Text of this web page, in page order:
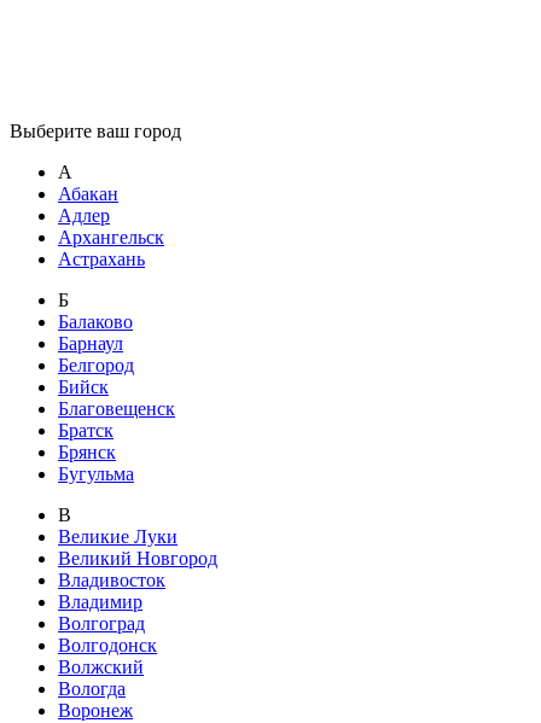
Выберите ваш город
А
Абакан
Адлер
Архангельск
Астрахань
Б
Балаково
Барнаул
Белгород
Бийск
Благовещенск
Братск
Брянск
Бугульма
В
Великие Луки
Великий Новгород
Владивосток
Владимир
Волгоград
Волгодонск
Волжский
Вологда
Воронеж